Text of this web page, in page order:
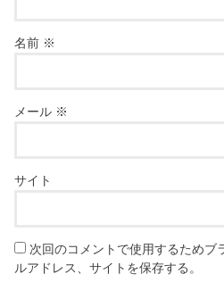
名前 ※
メール ※
サイト
次回のコメントで使用するためブ
ルアドレス、サイトを保存する。